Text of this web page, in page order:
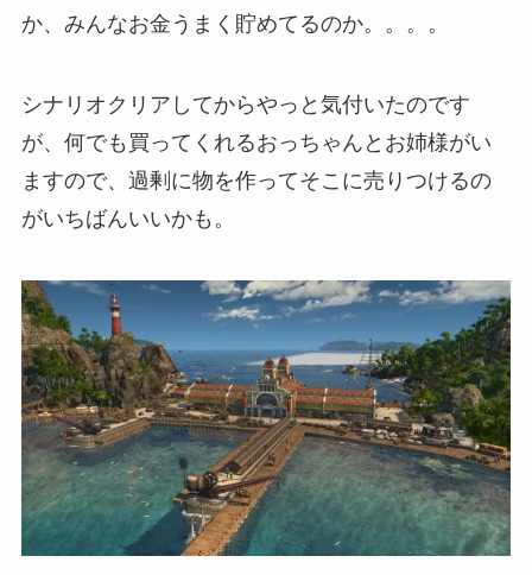
か、みんなお金うまく貯めてるのか。。。。
シナリオクリアしてからやっと気付いたのです
が、何でも買ってくれるおっちゃんとお姉様がい
ますので、過剰に物を作ってそこに売りつけるの
がいちばんいいかも。